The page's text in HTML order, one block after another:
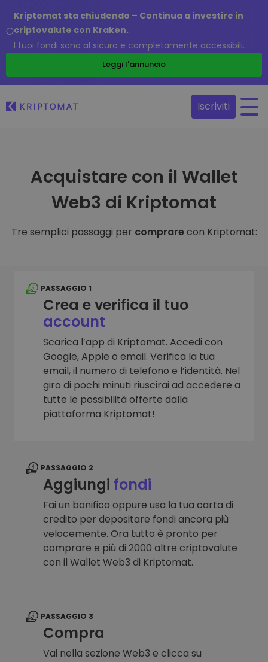
Kriptomat sta chiudendo – Continua a investire in
criptovalute con Kraken.
I tuoi fondi sono al sicuro e completamente accessibili.
Leggi l'annuncio
Iscriviti
Acquistare con il Wallet
Web3 di Kriptomat
Tre semplici passaggi per comprarecon Kriptomat:
PASSAGGIO 1
Crea e verifica il tuo
account
Scarica l’app di Kriptomat. Accedi con
Google, Apple o email. Verifica la tua
email, il numero di telefono e l’identità. Nel
giro di pochi minuti riuscirai ad accedere a
tutte le possibilità offerte dalla
piattaforma Kriptomat!
PASSAGGIO 2
Aggiungi fondi
Fai un bonifico oppure usa la tua carta di
credito per depositare fondi ancora più
velocemente. Ora tutto è pronto per
comprare e più di 2000 altre criptovalute
con il Wallet Web3 di Kriptomat.
PASSAGGIO 3
Compra
Vai nella sezione Web3 e clicca su